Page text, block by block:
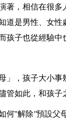
著，相信在很
道是男性、女
孩子也從經驗中
」，孩子大小
管如此，和孩子
何''解除''預設父